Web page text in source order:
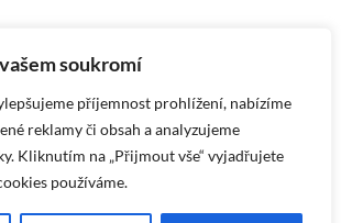
soukromí
příjemnost prohlížení, nabízíme
reklamy či obsah a analyzujeme
Kliknutím na „Přijmout vše“ vyjadřujete
používáme.